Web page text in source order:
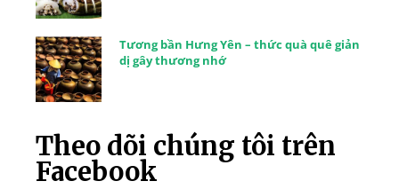
Tương bần Hưng Yên – thức quà quê giản
dị gây thương nhớ
Theo dõi chúng tôi trên
Facebook